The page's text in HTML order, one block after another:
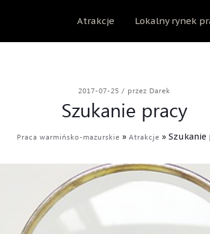
Atrakcje Lokalny rynek
2017-07-25 / przez Darek
Szukanie pracy
Praca warmińsko-mazurskie » Atrakcje » Szukanie